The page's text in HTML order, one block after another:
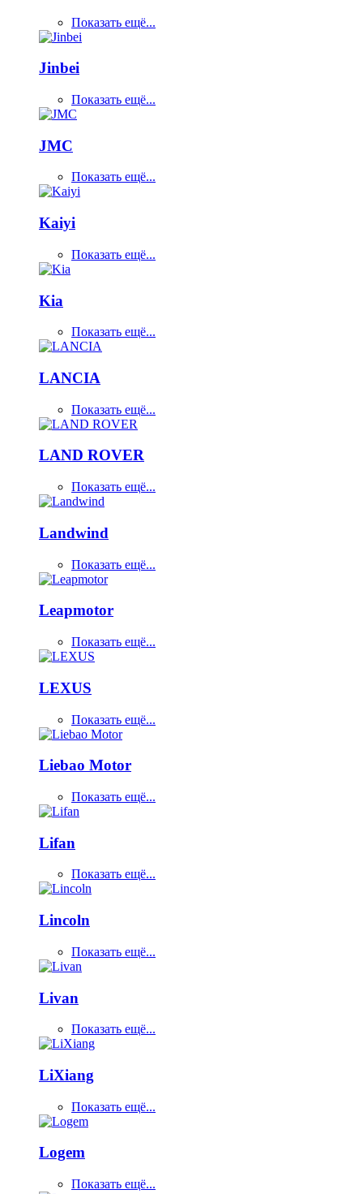
Показать ещё...
Jinbei
Показать ещё...
JMC
Показать ещё...
Kaiyi
Показать ещё...
Kia
Показать ещё...
LANCIA
Показать ещё...
LAND ROVER
Показать ещё...
Landwind
Показать ещё...
Leapmotor
Показать ещё...
LEXUS
Показать ещё...
Liebao Motor
Показать ещё...
Lifan
Показать ещё...
Lincoln
Показать ещё...
Livan
Показать ещё...
LiXiang
Показать ещё...
Logem
Показать ещё...